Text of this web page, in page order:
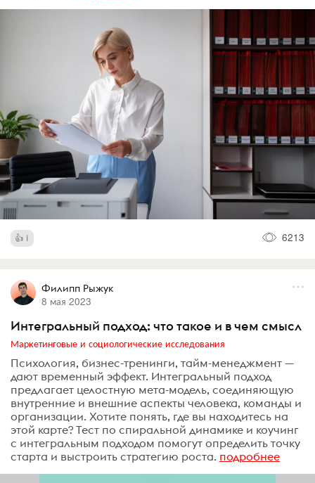
1 6213
Филипп Рыжук
8 мая 2023
Интегральный подход: что такое и в чем смысл
Маркетинговые и социологические исследования
Психология, бизнес-тренинги, тайм-менеджмент —
дают временный эффект. Интегральный подход
предлагает целостную мета-модель, соединяющую
внутренние и внешние аспекты человека, команды и
организации. Хотите понять, где вы находитесь на
этой карте? Тест по спиральной динамике и коучинг
с интегральным подходом помогут определить точку
старта и выстроить стратегию роста. подробнее